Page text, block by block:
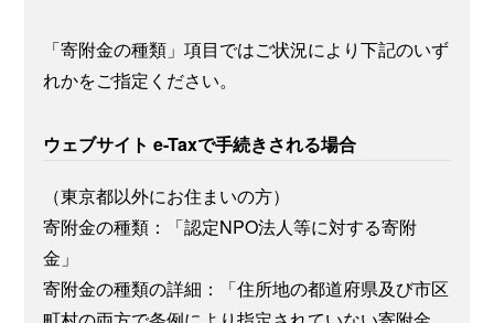
「寄附金の種類」項目ではご状況により下記のいず
れかをご指定ください。
ウェブサイト e-Taxで手続きされる場合
（東京都以外にお住まいの方）
寄附金の種類：「認定NPO法人等に対する寄附
金」
寄附金の種類の詳細：「住所地の都道府県及び市区